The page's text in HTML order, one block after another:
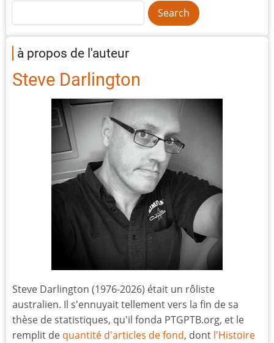
à propos de l'auteur
Steve Darlington
Steve Darlington (1976-2026) était un rôliste
australien. Il s'ennuyait tellement vers la fin de sa
thèse de statistiques, qu'il fonda PTGPTB.org, et le
remplit de quantité d'articles de fond, dont l'Histoire